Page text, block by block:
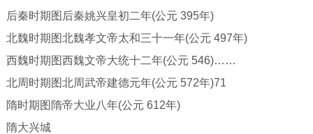
后秦时期图后秦姚兴皇初二年(公元 395年)
北魏时期图北魏孝文帝太和三十一年(公元 497年)
西魏时期图西魏文帝大统十二年(公元 546)……
北周时期图北周武帝建德元年(公元 572年)71
隋时期图隋帝大业八年(公元 612年)
隋大兴城